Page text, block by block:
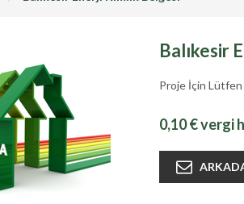
Balıkesir
Proje İçin
0,10 € vergi